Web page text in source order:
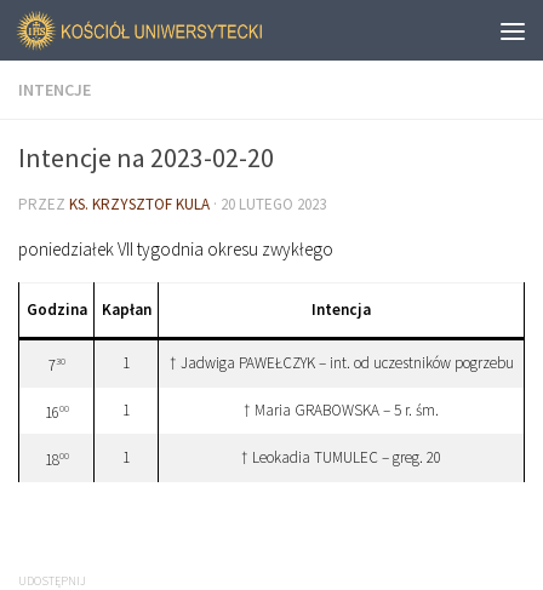
INTENCJE
Intencje na 2023-02-20
PRZEZ KS. KRZYSZTOF KULA · 20 LUTEGO 2023
poniedziałek VII tygodnia okresu zwykłego
Godzina Kapłan Intencja
730 1 † Jadwiga PAWEŁCZYK – int. od uczestników pogrzebu
1600 1 † Maria GRABOWSKA – 5 r. śm.
1800 1 † Leokadia TUMULEC – greg. 20
UDOSTĘPNIJ